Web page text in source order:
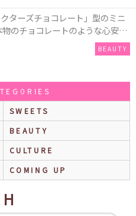
クターズチョコレート」型のミニ
のチョコレートのような心安ら
が登場！
BEAUTY
SWEETS
BEAUTY
CULTURE
COMING UP